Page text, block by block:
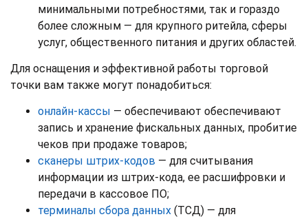
минимальными потребностями, так и гораздо
более сложным — для крупного ритейла, сферы
услуг, общественного питания и других областей.
Для оснащения и эффективной работы торговой
точки вам также могут понадобиться:
онлайн-кассы — обеспечивают обеспечивают
запись и хранение фискальных данных, пробитие
чеков при продаже товаров;
сканеры штрих-кодов — для считывания
информации из штрих-кода, ее расшифровки и
передачи в кассовое ПО;
терминалы сбора данных (ТСД) — для